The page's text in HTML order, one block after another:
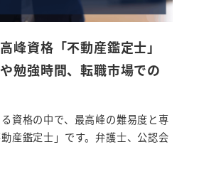
峰資格「不動産鑑定士」
勉強時間、転職市場での
資格の中で、最高峰の難易度と専
産鑑定士」です。弁護士、公認会